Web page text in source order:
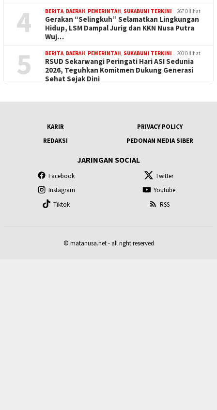
4 BERITA, DAERAH, PEMERINTAH, SUKABUMI TERKINI 267 Dilihat
Gerakan “Selingkuh” Selamatkan Lingkungan
Hidup, LSM Dampal Jurig dan KKN Nusa Putra
Wuj…
5 BERITA, DAERAH, PEMERINTAH, SUKABUMI TERKINI 203 Dilihat
RSUD Sekarwangi Peringati Hari ASI Sedunia
2026, Teguhkan Komitmen Dukung Generasi
Sehat Sejak Dini
KARIR
PRIVACY POLICY
REDAKSI
PEDOMAN MEDIA SIBER
JARINGAN SOCIAL
Facebook
Twitter
Instagram
Youtube
Tiktok
RSS
© matanusa.net - all right reserved